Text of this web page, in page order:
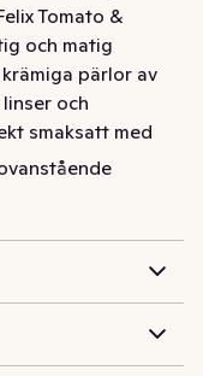
Tomato &
och matig
pärlor av
och
smaksatt med
är lakto-
och
på jobbet eller
förpackningen eller
gott och enkelt
sortiment
smakar